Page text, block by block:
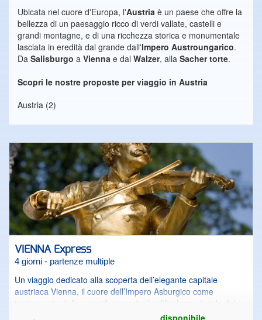
Ubicata nel cuore d'Europa, l'Austria è un paese che offre la
bellezza di un paesaggio ricco di verdi vallate, castelli e
grandi montagne, e di una ricchezza storica e monumentale
lasciata in eredità dal grande dall'Impero Austroungarico.
Da Salisburgo a Vienna e dal Walzer, alla Sacher torte.
Scopri le nostre proposte per viaggio in Austria
Austria (2)
VIENNA Express
4 giorni - partenze multiple
Un viaggio dedicato alla scoperta dell’elegante capitale
austriaca Vienna, il cuore dell’Impero Asburgico come
testimoniato dalla magnificenza degli edifici lungo il viale del
Ring: l’Opera, il Parlamento, il Municipio, il Palazzo del
disponibile